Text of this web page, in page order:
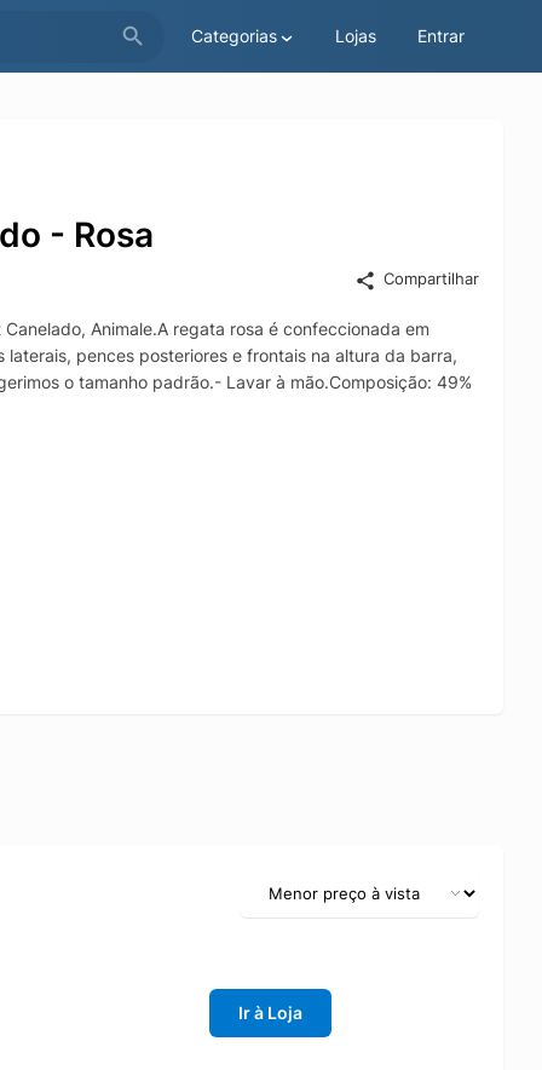
Categorias Lojas Entrar
- Rosa
Compartilhar
Animale.A regata rosa é confeccionada em
pences posteriores e frontais na altura da barra,
o tamanho padrão.- Lavar à mão.Composição: 49%
Ir à Loja